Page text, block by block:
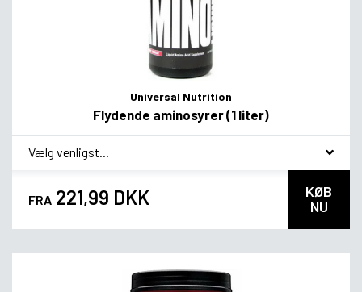
Universal Nutrition
Flydende aminosyrer (1 liter)
* Smagsvariant
FRA 221,99 DKK
KØB
NU